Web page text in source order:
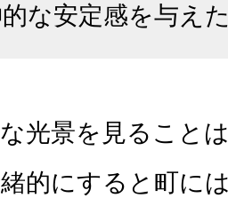
な安定感を与え
光景を見ること
的にすると町に